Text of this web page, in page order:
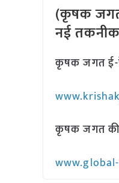
(कृषक
नई
कृषक जगत ई-
कृषक जगत की